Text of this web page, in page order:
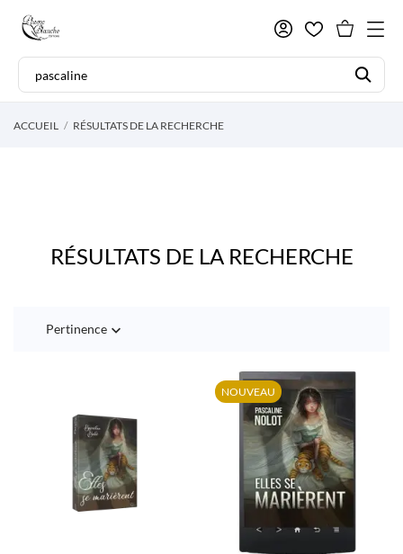
ACCUEIL RÉSULTATS DE LA RECHERCHE
RÉSULTATS DE LA RECHERCHE
Pertinence 
NOUVEAU